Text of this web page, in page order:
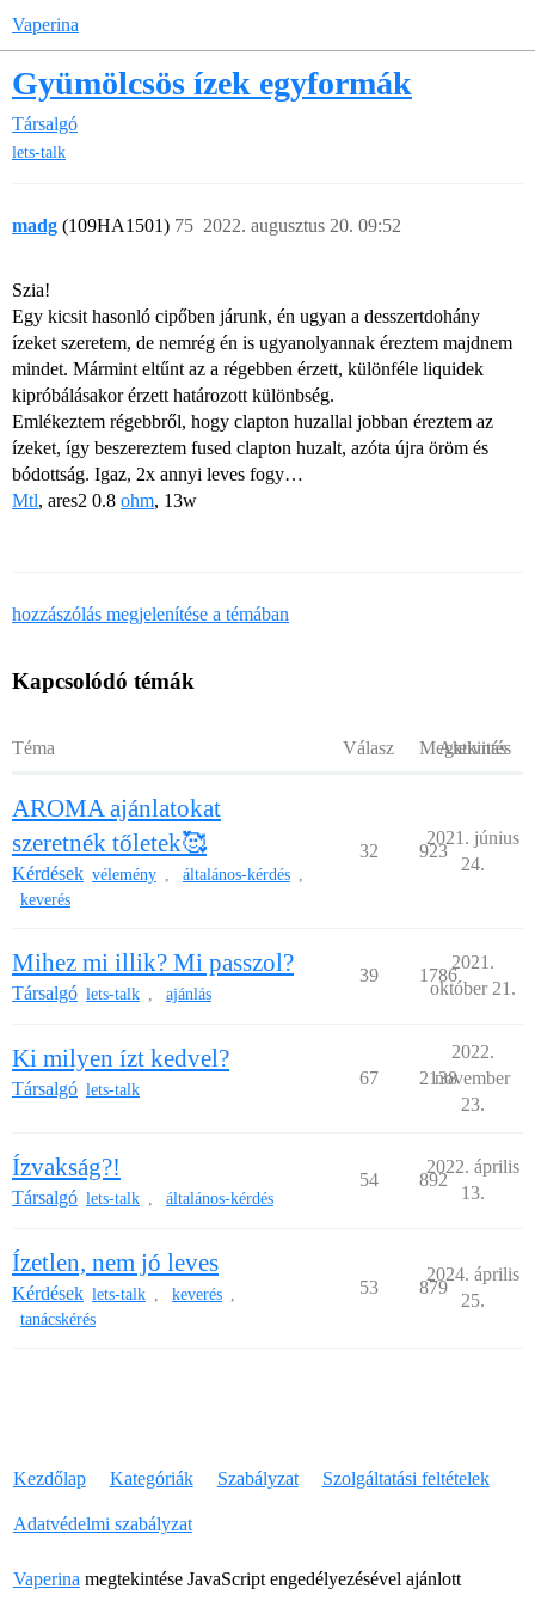
Vaperina
Gyümölcsös ízek egyformák
Társalgó
lets-talk
madg (109HA1501) 2022. augusztus 20. 09:52
75
Szia!
Egy kicsit hasonló cipőben járunk, én ugyan a desszertdohány
ízeket szeretem, de nemrég én is ugyanolyannak éreztem majdnem
mindet. Mármint eltűnt az a régebben érzett, különféle liquidek
kipróbálásakor érzett határozott különbség.
Emlékeztem régebbről, hogy clapton huzallal jobban éreztem az
ízeket, így beszereztem fused clapton huzalt, azóta újra öröm és
bódottság. Igaz, 2x annyi leves fogy…
Mtl, ares2 0.8 ohm, 13w
hozzászólás megjelenítése a témában
Kapcsolódó témák
Téma Válasz Megtekintés
Aktivitás
AROMA ajánlatokat
szeretnék tőletek🥰
Kérdések vélemény , általános-kérdés ,
keverés
32 923
2021. június
24.
Mihez mi illik? Mi passzol?
Társalgó lets-talk , ajánlás
39 1786
2021.
október 21.
Ki milyen ízt kedvel?
Társalgó lets-talk
67 2138
2022.
november
23.
Ízvakság?!
Társalgó lets-talk , általános-kérdés
54 892
2022. április
13.
Ízetlen, nem jó leves
Kérdések lets-talk , keverés ,
tanácskérés
53 879
2024. április
25.
Kezdőlap Kategóriák Szabályzat Szolgáltatási feltételek
Adatvédelmi szabályzat
Vaperina megtekintése JavaScript engedélyezésével ajánlott